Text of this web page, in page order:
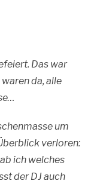
Das war
da, alle
um
verloren:
ich welches
der DJ auch